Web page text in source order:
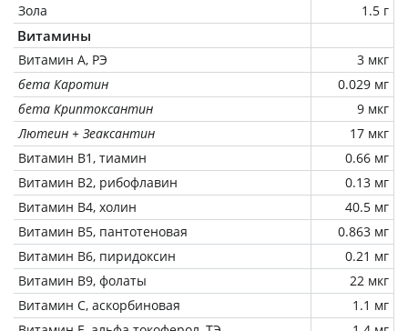
Зола
1.5 г
Витамины
Витамин А, РЭ
3 мкг
бета Каротин
0.029 мг
бета Криптоксантин
9 мкг
Лютеин + Зеаксантин
17 мкг
Витамин В1, тиамин
0.66 мг
Витамин В2, рибофлавин
0.13 мг
Витамин В4, холин
40.5 мг
Витамин В5, пантотеновая
0.863 мг
Витамин В6, пиридоксин
0.21 мг
Витамин В9, фолаты
22 мкг
Витамин C, аскорбиновая
1.1 мг